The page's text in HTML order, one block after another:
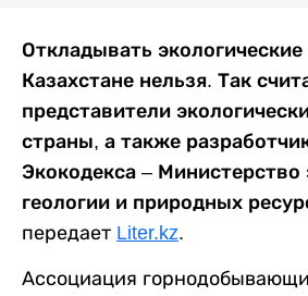
Откладывать
Казахстане нельзя. Так
представители
страны, а также
Экокодекса – Министерство
геологии и природных
передает Liter.kz.
Ассоциация